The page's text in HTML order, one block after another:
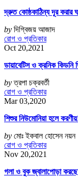
দ্রুত কোষ্ঠকাঠিন্য দূর করার
by দিগ্বিজয় আজাদ
রোগ ও প্রতিকার
Oct 20,2021
ডায়াবেটিস ও ক্রনিক কিডনি
byত্রপা চক্রবর্তী
রোগ ও প্রতিকার
Mar 03,2020
শিশুর নিউমোনিয়া হলে
by মোঃ ইকবাল হোসেন নয়ন
রোগ ও প্রতিকার
Nov 20,2021
গলা ও বুক জ্বালাপোড়া